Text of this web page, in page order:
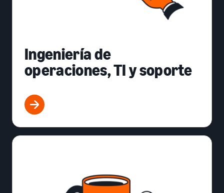
Ingeniería de
operaciones, TI y soporte